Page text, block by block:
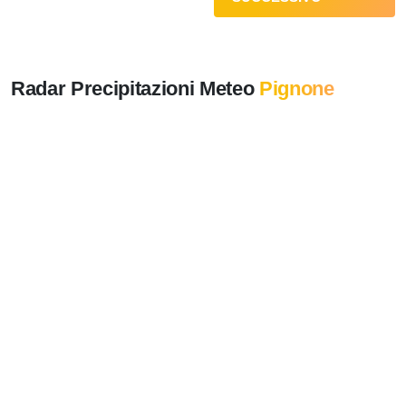
Radar Precipitazioni Meteo Pignone